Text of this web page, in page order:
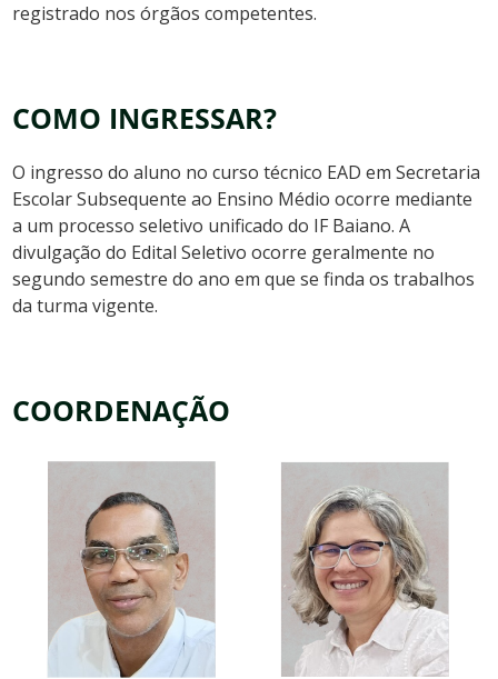
registrado nos órgãos competentes.
COMO INGRESSAR?
O ingresso do aluno no curso técnico EAD em Secretaria
Escolar Subsequente ao Ensino Médio ocorre mediante
a um processo seletivo unificado do IF Baiano. A
divulgação do Edital Seletivo ocorre geralmente no
segundo semestre do ano em que se finda os trabalhos
da turma vigente.
COORDENAÇÃO